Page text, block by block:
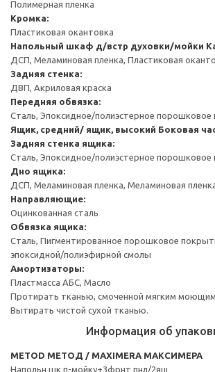
Полимерная пленка
Кромка:
Пластиковая окантовка
Напольный шкаф д/встр духовки/мойки
ДСП, Меламиновая пленка, Пластиковая
Задняя стенка:
ДВП, Акриловая краска
Передняя обвязка:
Сталь, Эпоксидное/полиэстерное порошковое
Ящик, средний/ ящик, высокий Боковая
Задняя стенка ящика:
Сталь, Эпоксидное/полиэстерное порошковое
Дно ящика:
ДСП, Меламиновая пленка, Меламиновая
Направляющие:
Оцинкованная сталь
Обвязка ящика:
Сталь, Пигментированное порошковое
эпоксидной/полиэфирной смолы
Амортизаторы:
Пластмасса АБС, Масло
Протирать тканью, смоченной мягким
Вытирать чистой сухой тканью.
Информация об
METOD МЕТОД / MAXIMERA МАКСИМЕРА
Напольн шк п-мойку+3фрнт пнл/2ящ